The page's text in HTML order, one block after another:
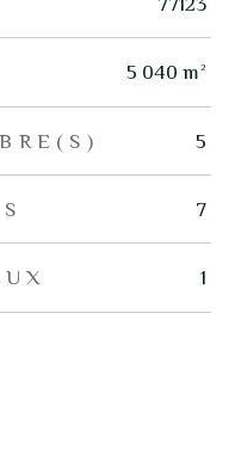
5 040 m²
5
7
1